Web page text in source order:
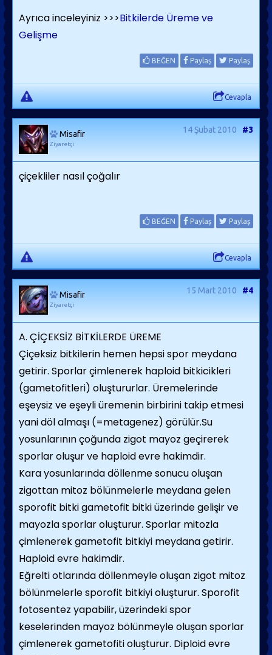
Ayrıca inceleyiniz >>>Bitkilerde Üreme ve
Gelişme
BEĞEN Paylaş Paylaş
Cevapla
Misafir
Ziyaretçi
14 Şubat 2010 #3
çiçekliler nasıl çoğalır
BEĞEN Paylaş Paylaş
Cevapla
Misafir
Ziyaretçi
15 Mart 2010 #4
A. ÇİÇEKSİZ BİTKİLERDE ÜREME
Çiçeksiz bitkilerin hemen hepsi spor meydana
getirir. Sporlar çimlenerek haploid bitkicikleri
(gametofitleri) oluştururlar. Üremelerinde
eşeysiz ve eşeyli üremenin birbirini takip etmesi
yani döl almaşı (=metagenez) görülür.Su
yosunlarının çoğunda zigot mayoz geçirerek
sporlar oluşur ve haploid evre hakimdir.
Kara yosunlarında döllenme sonucu oluşan
zigottan mitoz bölünmelerle meydana gelen
sporofit bitki gametofit bitki üzerinde gelişir ve
mayozla sporlar oluşturur. Sporlar mitozla
çimlenerek gametofit bitkiyi meydana getirir.
Haploid evre hakimdir.
Eğrelti otlarında döllenmeyle oluşan zigot mitoz
bölünmelerle sporofit bitkiyi oluşturur. Sporofit
fotosentez yapabilir, üzerindeki spor
keselerinden mayoz bölünmeyle oluşan sporlar
çimlenerek gametofiti oluşturur. Diploid evre